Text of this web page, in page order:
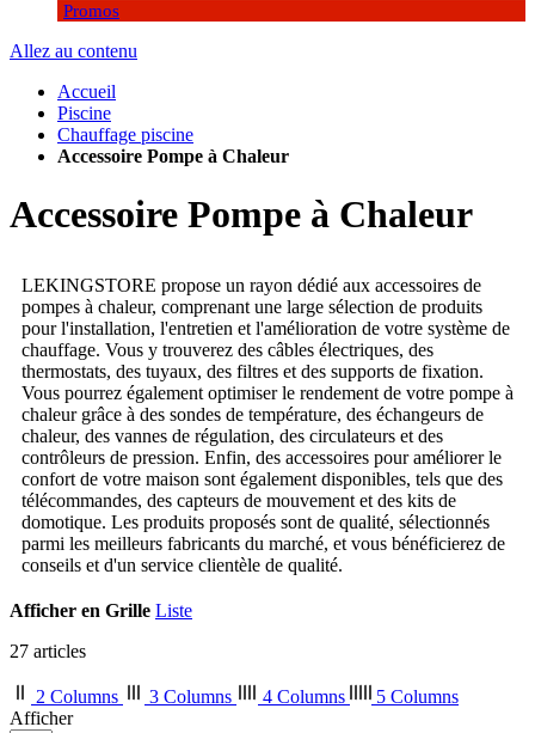
Promos
Allez au contenu
Accueil
Piscine
Chauffage piscine
Accessoire Pompe à Chaleur
Accessoire Pompe à Chaleur
LEKINGSTORE propose un rayon dédié aux accessoires de
pompes à chaleur, comprenant une large sélection de produits
pour l'installation, l'entretien et l'amélioration de votre système de
chauffage. Vous y trouverez des câbles électriques, des
thermostats, des tuyaux, des filtres et des supports de fixation.
Vous pourrez également optimiser le rendement de votre pompe à
chaleur grâce à des sondes de température, des échangeurs de
chaleur, des vannes de régulation, des circulateurs et des
contrôleurs de pression. Enfin, des accessoires pour améliorer le
confort de votre maison sont également disponibles, tels que des
télécommandes, des capteurs de mouvement et des kits de
domotique. Les produits proposés sont de qualité, sélectionnés
parmi les meilleurs fabricants du marché, et vous bénéficierez de
conseils et d'un service clientèle de qualité.
Afficher en Grille Liste
27 articles
2 Columns 3 Columns 4 Columns
5 Columns
Afficher